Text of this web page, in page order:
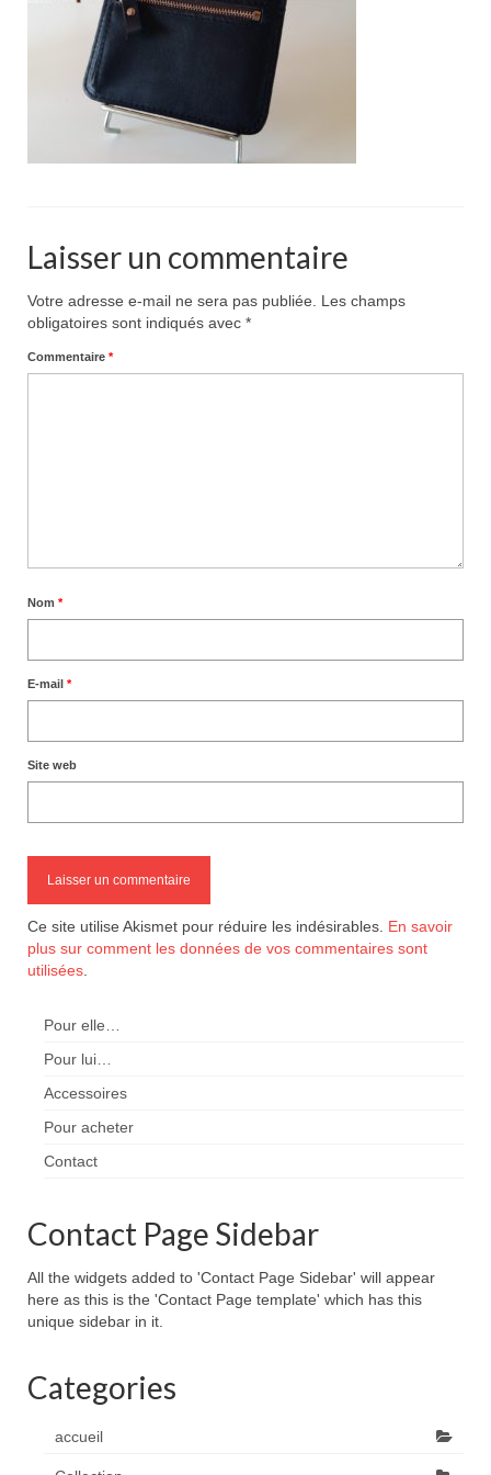
Pour acheter
Contact
Laisser un commentaire
Votre adresse e-mail ne sera pas publiée.
Les champs
obligatoires sont indiqués avec *
Commentaire *
Nom *
E-mail *
Site web
Ce site utilise Akismet pour réduire les indésirables. En savoir
plus sur comment les données de vos commentaires sont
utilisées
Pour elle…
Pour lui…
Accessoires
Pour acheter
Contact
Contact Page Sidebar
All the widgets added to 'Contact Page Sidebar' will appear
here as this is the 'Contact Page template' which has this
unique sidebar in it.
Categories
accueil